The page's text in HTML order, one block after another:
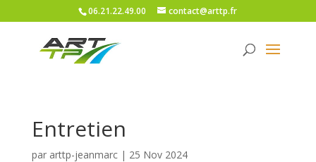
06.21.22.49.00 contact@arttp.fr
Entretien
par arttp-jeanmarc| 25 Nov 2024